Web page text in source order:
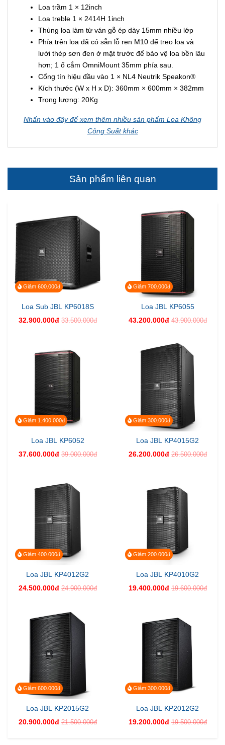
Loa trầm 1 × 12inch
Loa treble 1 × 2414H 1inch
Thùng loa làm từ ván gỗ ép dày 15mm nhiều lớp
Phía trên loa đã có sẵn lỗ ren M10 để treo loa và
lưới thép sơn đen ở mặt trước để bảo vệ loa bền lâu
hơn; 1 ổ cắm OmniMount 35mm phía sau.
Cổng tín hiệu đầu vào 1 × NL4 Neutrik Speakon®
Kích thước (W x H x D): 360mm × 600mm × 382mm
Trọng lượng: 20Kg
Nhấn vào đây để xem thêm nhiều sản phẩm Loa Không
Công Suất khác
Sản phẩm liên quan
Giảm 600.000đ
Loa Sub JBL KP6018S
32.900.000đ 33.500.000đ
Giảm 700.000đ
Loa JBL KP6055
43.200.000đ 43.900.000đ
Giảm 1.400.000đ
Loa JBL KP6052
37.600.000đ 39.000.000đ
Giảm 300.000đ
Loa JBL KP4015G2
26.200.000đ 26.500.000đ
Giảm 400.000đ
Loa JBL KP4012G2
24.500.000đ 24.900.000đ
Giảm 200.000đ
Loa JBL KP4010G2
19.400.000đ 19.600.000đ
Giảm 600.000đ
Loa JBL KP2015G2
20.900.000đ 21.500.000đ
Giảm 300.000đ
Loa JBL KP2012G2
19.200.000đ 19.500.000đ